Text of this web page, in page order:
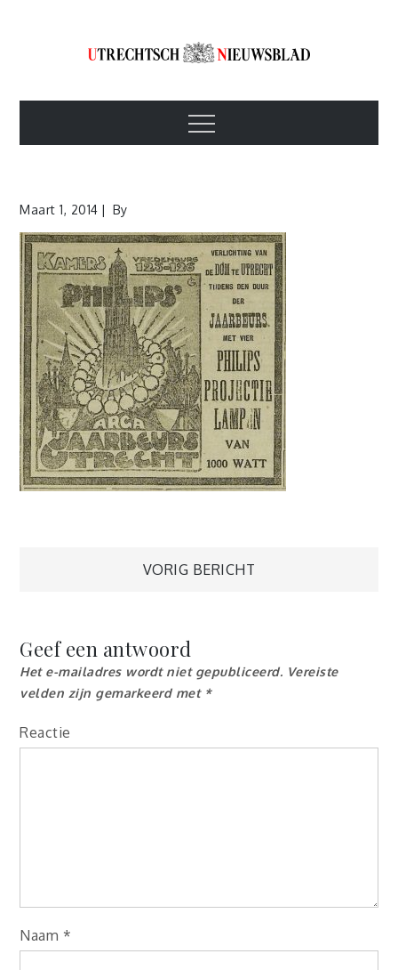
Utrechtsch
Nieuwsblad
1893-1967
Menu
Maart 1, 2014 By
Berichtnavigatie
VORIG BERICHT
Geef een antwoord
Het e-mailadres wordt niet gepubliceerd. Vereiste
velden zijn gemarkeerd met *
Reactie
Naam *